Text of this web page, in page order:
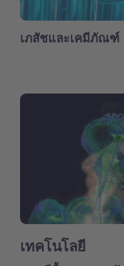
เภสัชและเคมีภัณฑ์
เทคโนโลยี